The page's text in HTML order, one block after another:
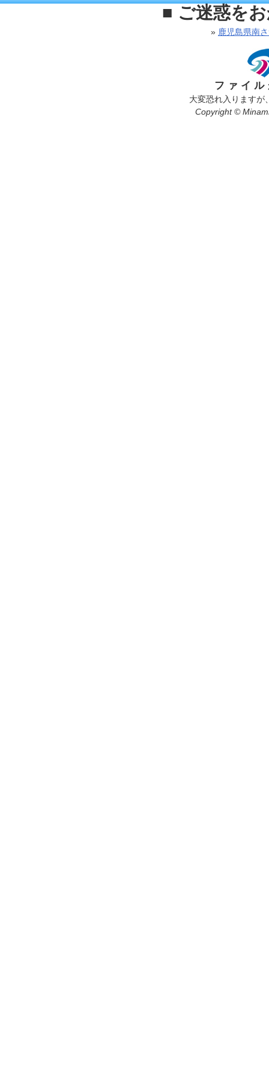
■ ご迷惑を
» 鹿児島県南
ファイ
大変恐れ入りますが
Copyright ©